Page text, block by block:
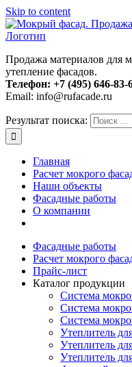
Skip to content
Продажа материалов для
утепление фасадов.
Телефон: +7 (495) 646-83-
Email: info@rufacade.ru
Результат поиска:
Главная
Расчет мокрого
Наши объекты
Фасадные работы
О компании
Фасадные работы
Расчет мокрого
Прайс-лист
Каталог продукции
Система
Система
Система
Утеплитель
Утеплитель
Утеплитель